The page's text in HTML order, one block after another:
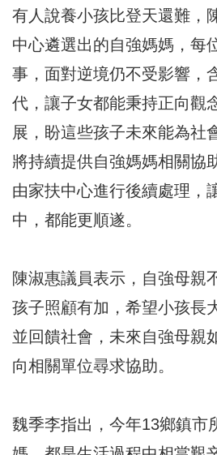
有人說養小孩比登天還難，
中心遴選出的自強媽媽，每
事，面對逆境仍不受影響，
代，讓子女都能秉持正向觀
展，盼這些孩子未來能為社
將持續提供自強媽媽相關協
由家扶中心進行後續處理，
中，都能更順遂。
陳淑惠議員表示，自強母親
孩子照顧有加，希望小孩長
並回饋社會，未來自強母親
向相關單位尋求協助。
魏季李指出，今年13鄉鎮市